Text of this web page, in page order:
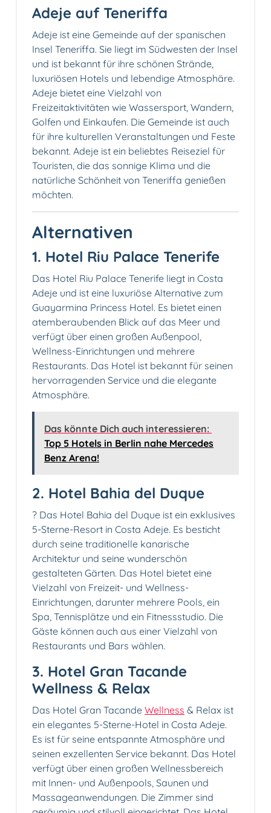
Adeje auf Teneriffa
Adeje ist eine Gemeinde auf der spanischen
Insel Teneriffa. Sie liegt im Südwesten der Insel
und ist bekannt für ihre schönen Strände,
luxuriösen Hotels und lebendige Atmosphäre.
Adeje bietet eine Vielzahl von
Freizeitaktivitäten wie Wassersport, Wandern,
Golfen und Einkaufen. Die Gemeinde ist auch
für ihre kulturellen Veranstaltungen und Feste
bekannt. Adeje ist ein beliebtes Reiseziel für
Touristen, die das sonnige Klima und die
natürliche Schönheit von Teneriffa genießen
möchten.
Alternativen
1. Hotel Riu Palace Tenerife
Das Hotel Riu Palace Tenerife liegt in Costa
Adeje und ist eine luxuriöse Alternative zum
Guayarmina Princess Hotel. Es bietet einen
atemberaubenden Blick auf das Meer und
verfügt über einen großen Außenpool,
Wellness-Einrichtungen und mehrere
Restaurants. Das Hotel ist bekannt für seinen
hervorragenden Service und die elegante
Atmosphäre.
Das könnte Dich auch interessieren:
Top 5 Hotels in Berlin nahe Mercedes
Benz Arena!
2. Hotel Bahia del Duque
?️ Das Hotel Bahia del Duque ist ein exklusives
5-Sterne-Resort in Costa Adeje. Es besticht
durch seine traditionelle kanarische
Architektur und seine wunderschön
gestalteten Gärten. Das Hotel bietet eine
Vielzahl von Freizeit- und Wellness-
Einrichtungen, darunter mehrere Pools, ein
Spa, Tennisplätze und ein Fitnessstudio. Die
Gäste können auch aus einer Vielzahl von
Restaurants und Bars wählen.
3. Hotel Gran Tacande
Wellness & Relax
Das Hotel Gran Tacande Wellness & Relax ist
ein elegantes 5-Sterne-Hotel in Costa Adeje.
Es ist für seine entspannte Atmosphäre und
seinen exzellenten Service bekannt. Das Hotel
verfügt über einen großen Wellnessbereich
mit Innen- und Außenpools, Saunen und
Massageanwendungen. Die Zimmer sind